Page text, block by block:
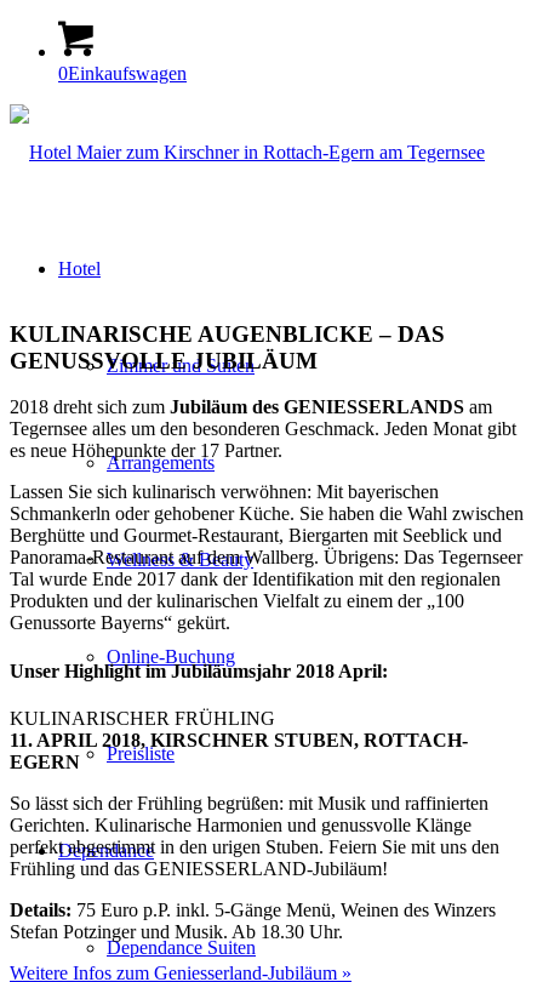
0Einkaufswagen
Hotel
Zimmer und Suiten
Arrangements
Wellness & Beauty
Online-Buchung
Preisliste
Dependance
Dependance Suiten
KULINARISCHE AUGENBLICKE – DAS
GENUSSVOLLE JUBILÄUM
2018 dreht sich zum Jubiläum des GENIESSERLANDS am
Tegernsee alles um den besonderen Geschmack. Jeden Monat gibt
es neue Höhepunkte der 17 Partner.
Lassen Sie sich kulinarisch verwöhnen: Mit bayerischen
Schmankerln oder gehobener Küche. Sie haben die Wahl zwischen
Berghütte und Gourmet-Restaurant, Biergarten mit Seeblick und
Panorama-Restaurant auf dem Wallberg. Übrigens: Das Tegernseer
Tal wurde Ende 2017 dank der Identifikation mit den regionalen
Produkten und der kulinarischen Vielfalt zu einem der „100
Genussorte Bayerns“ gekürt.
Unser Highlight im Jubiläumsjahr 2018 April:
KULINARISCHER FRÜHLING
11. APRIL 2018, KIRSCHNER STUBEN, ROTTACH-
EGERN
So lässt sich der Frühling begrüßen: mit Musik und raffinierten
Gerichten. Kulinarische Harmonien und genussvolle Klänge
perfekt abgestimmt in den urigen Stuben. Feiern Sie mit uns den
Frühling und das GENIESSERLAND-Jubiläum!
Details: 75 Euro p.P. inkl. 5-Gänge Menü, Weinen des Winzers
Stefan Potzinger und Musik. Ab 18.30 Uhr.
Weitere Infos zum Geniesserland-Jubiläum »